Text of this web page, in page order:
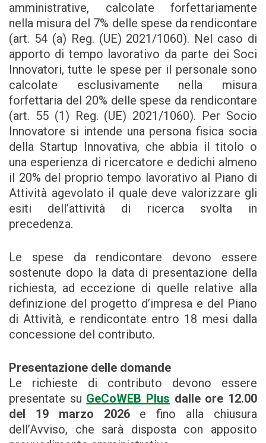
amministrative, calcolate forfettariamente
nella misura del 7% delle spese da rendicontare
(art. 54 (a) Reg. (UE) 2021/1060). Nel caso di
apporto di tempo lavorativo da parte dei Soci
Innovatori, tutte le spese per il personale sono
calcolate esclusivamente nella misura
forfettaria del 20% delle spese da rendicontare
(art. 55 (1) Reg. (UE) 2021/1060). Per Socio
Innovatore si intende una persona fisica socia
della Startup Innovativa, che abbia il titolo o
una esperienza di ricercatore e dedichi almeno
il 20% del proprio tempo lavorativo al Piano di
Attività agevolato il quale deve valorizzare gli
esiti dell’attività di ricerca svolta in
precedenza.
Le spese da rendicontare devono essere
sostenute dopo la data di presentazione della
richiesta, ad eccezione di quelle relative alla
definizione del progetto d’impresa e del Piano
di Attività, e rendicontate entro 18 mesi dalla
concessione del contributo.
Presentazione delle domande
Le richieste di contributo devono essere
presentate su GeCoWEB Plus dalle ore 12.00
del 19 marzo 2026e fino alla chiusura
dell’Avviso, che sarà disposta con apposito